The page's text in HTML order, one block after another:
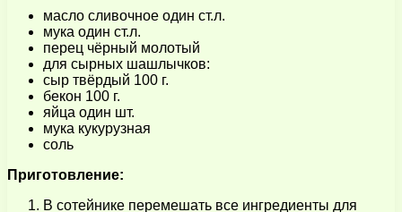
масло сливочное один ст.л.
мука один ст.л.
перец чёрный молотый
для сырных шашлычков:
сыр твёрдый 100 г.
бекон 100 г.
яйца один шт.
мука кукурузная
соль
Приготовление:
В сотейнике перемешать все ингредиенты для